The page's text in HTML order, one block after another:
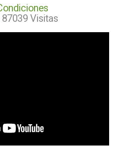
87039 Visitas